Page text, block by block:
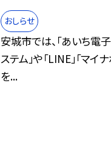
おしらせ
安城市では、「あいち電
ステム」や「LINE」「マイ
を...